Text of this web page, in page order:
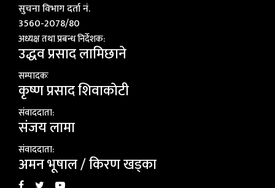
सुचना विभाग दर्ता नं.
3560-2078/80
अध्यक्ष तथा प्रबन्ध निर्देशक:
उद्धव प्रसाद लामिछाने
सम्पादकः
कृष्ण प्रसाद शिवाकाेटी
संवाददाता:
संजय लामा
संवाददाता:
अमन भूषाल / किरण खड्का